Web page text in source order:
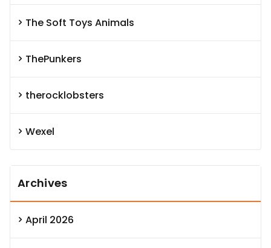
The Soft Toys Animals
ThePunkers
therocklobsters
Wexel
Archives
April 2026